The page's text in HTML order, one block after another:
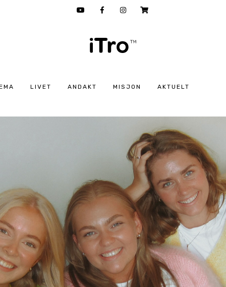
LIVET ANDAKT MISJON AKTUELT